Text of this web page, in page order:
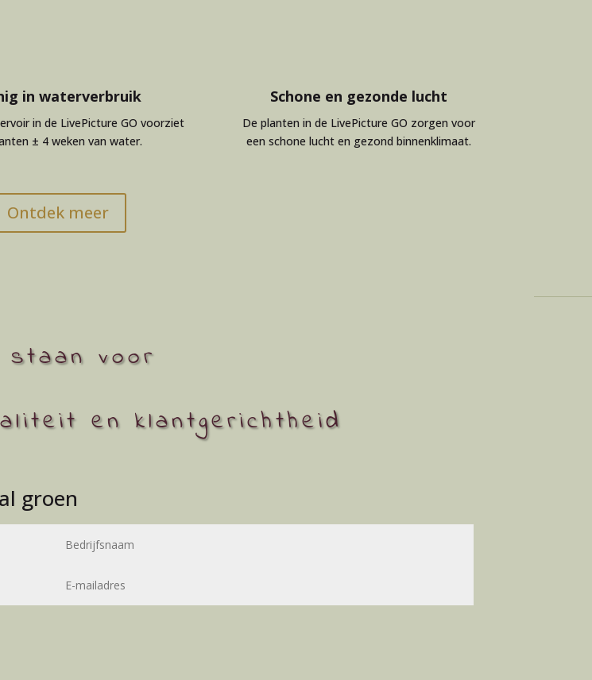
in waterverbruik
in de LivePicture GO voorziet
± 4 weken van water.
Schone en gezonde lucht
De planten in de LivePicture GO zorgen voor
een schone lucht en gezond binnenklimaat.
Ontdek meer
staan voor
en klantgerichtheid
groen